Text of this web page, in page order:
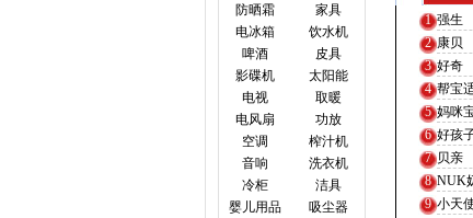
防晒霜
家具
电冰箱
饮水机
啤酒
皮具
影碟机
太阳能
电视
取暖
电风扇
功放
空调
榨汁机
音响
洗衣机
冷柜
洁具
婴儿用品
吸尘器
1 强生
2 康贝
3 好奇
4 帮宝
5 妈咪
6 好孩
7 贝亲
8 NUK
9 小天